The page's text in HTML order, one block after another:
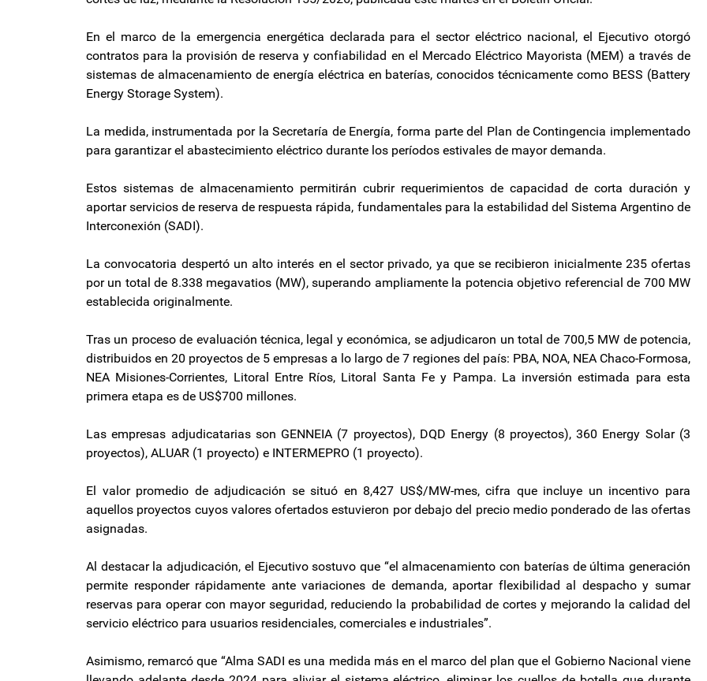
En el marco de la emergencia energética declarada para el sector eléctrico nacional, el Ejecutivo otorgó
contratos para la provisión de reserva y confiabilidad en el Mercado Eléctrico Mayorista (MEM) a través de
sistemas de almacenamiento de energía eléctrica en baterías, conocidos técnicamente como BESS (Battery
Energy Storage System).
La medida, instrumentada por la Secretaría de Energía, forma parte del Plan de Contingencia implementado
para garantizar el abastecimiento eléctrico durante los períodos estivales de mayor demanda.
Estos sistemas de almacenamiento permitirán cubrir requerimientos de capacidad de corta duración y
aportar servicios de reserva de respuesta rápida, fundamentales para la estabilidad del Sistema Argentino de
Interconexión (SADI).
La convocatoria despertó un alto interés en el sector privado, ya que se recibieron inicialmente 235 ofertas
por un total de 8.338 megavatios (MW), superando ampliamente la potencia objetivo referencial de 700 MW
establecida originalmente.
Tras un proceso de evaluación técnica, legal y económica, se adjudicaron un total de 700,5 MW de potencia,
distribuidos en 20 proyectos de 5 empresas a lo largo de 7 regiones del país: PBA, NOA, NEA Chaco-Formosa,
NEA Misiones-Corrientes, Litoral Entre Ríos, Litoral Santa Fe y Pampa. La inversión estimada para esta
primera etapa es de US$700 millones.
Las empresas adjudicatarias son GENNEIA (7 proyectos), DQD Energy (8 proyectos), 360 Energy Solar (3
proyectos), ALUAR (1 proyecto) e INTERMEPRO (1 proyecto).
El valor promedio de adjudicación se situó en 8,427 US$/MW-mes, cifra que incluye un incentivo para
aquellos proyectos cuyos valores ofertados estuvieron por debajo del precio medio ponderado de las ofertas
asignadas.
Al destacar la adjudicación, el Ejecutivo sostuvo que “el almacenamiento con baterías de última generación
permite responder rápidamente ante variaciones de demanda, aportar flexibilidad al despacho y sumar
reservas para operar con mayor seguridad, reduciendo la probabilidad de cortes y mejorando la calidad del
servicio eléctrico para usuarios residenciales, comerciales e industriales”.
Asimismo, remarcó que “Alma SADI es una medida más en el marco del plan que el Gobierno Nacional viene